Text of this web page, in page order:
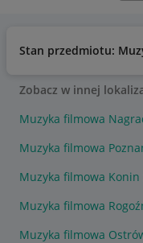
Stan przedmiotu:
Zobacz w innej
Muzyka filmowa
Muzyka filmowa
Muzyka filmowa Konin
Muzyka filmowa
Muzyka filmowa